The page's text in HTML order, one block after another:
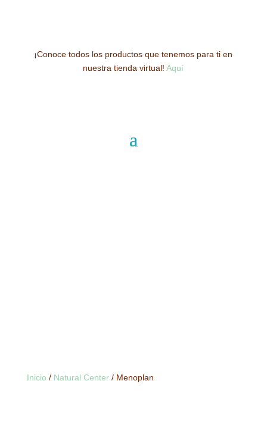
¡Conoce todos los productos que tenemos para ti en
nuestra tienda virtual!Aquí
Inicio / Natural Center/ Menoplan